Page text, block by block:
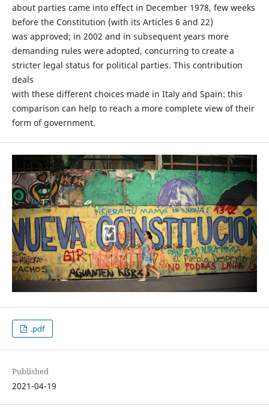
about parties came into effect in December 1978, few weeks
before the Constitution (with its Articles 6 and 22)
was approved; in 2002 and in subsequent years more
demanding rules were adopted, concurring to create a
stricter legal status for political parties. This contribution
deals
with these different choices made in Italy and Spain: this
comparison can help to reach a more complete view of their
form of government.
.pdf
Published
2021-04-19